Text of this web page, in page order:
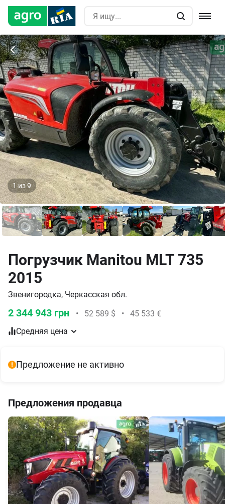
1 из9
Погрузчик Manitou MLT 735
2015
Звенигородка, Черкасская обл.
2 344 943 грн • 52 589 $ •
45 533 €
Средняя цена
Предложение не активно
Предложения продавца